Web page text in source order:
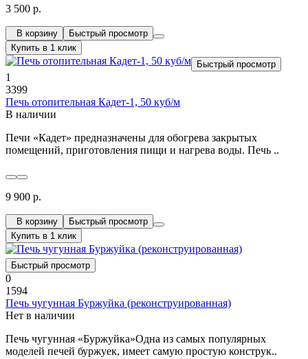
3 500 р.
В корзину
Быстрый просмотр
Купить в 1 клик
Быстрый просмотр
1
3399
Печь отопительная Кадет-1, 50 куб/м
В наличии
Печи «Кадет» предназначены для обогрева закрытых
помещений, приготовления пищи и нагрева воды. Печь ..
9 900 р.
В корзину
Быстрый просмотр
Купить в 1 клик
Быстрый просмотр
0
1594
Печь чугунная Буржуйка (реконструированная)
Нет в наличии
Печь чугунная «Буржуйка»Одна из самых популярных
моделей печей буржуек, имеет самую простую конструк..